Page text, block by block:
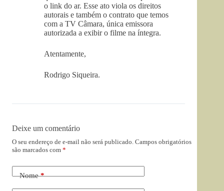
o link do ar. Esse ato viola os direitos
autorais e também o contrato que temos
com a TV Câmara, única emissora
autorizada a exibir o filme na íntegra.
Atentamente,
Rodrigo Siqueira.
Deixe um comentário
O seu endereço de e-mail não será publicado. Campos obrigatórios
são marcados com *
Nome*